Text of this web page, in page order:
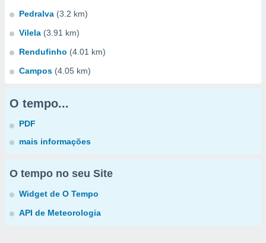
Pedralva (3.2 km)
Vilela (3.91 km)
Rendufinho (4.01 km)
Campos (4.05 km)
O tempo...
PDF
mais informações
O tempo no seu Site
Widget de O Tempo
API de Meteorologia